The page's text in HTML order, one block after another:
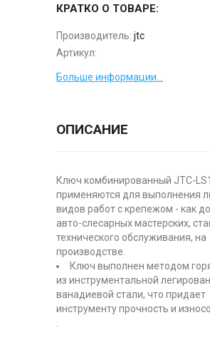
КРАТКО О ТОВАРЕ:
Производитель: jtc
Артикул:
Больше информации...
ОПИСАНИЕ
Ключ комбинированный JTC-
применяются для выполнения
видов работ с крепежом - как
авто-слесарных мастерских,
технического обслуживания, на
производстве.
Ключ выполнен методом
из инструментальной
ванадиевой стали, что придает
инструменту прочность и